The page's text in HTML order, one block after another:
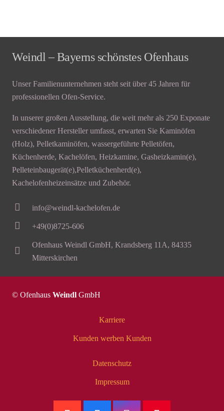
Weindl – Bayerns schönstes Ofenhaus
Unser Familienunternehmen steht seit über 45 Jahren für
professionellen Ofen-Service.
In unserer großen Ausstellung, die weit mehr als 250 Exponate
verschiedener Hersteller umfasst, erwarten Sie Kaminöfen
(Holz), Pelletkaminöfen, wassergeführte Pelletöfen,
Küchenherde, Kachelöfen, Heizkamine, Gasheizkamin(e),
Pelleteinbaugerät(e),Pelletküchenherd(e),
Kachelofenheizeinsätze und Zubehör.
info@weindl-kachelofen.de
+49(0)8725-606
Ofenhaus Weindl GmbH, Krandsberg 11A, 84335
Mitterskirchen
© Ofenhaus Weindl GmbH
Karriere
Kunden werben Kunden
Datenschutz
Impressum